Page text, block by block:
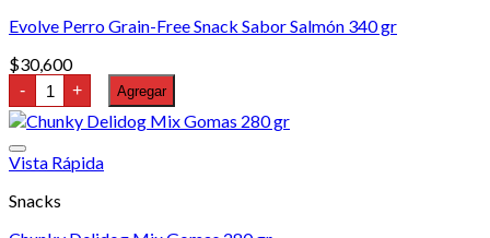
Evolve Perro Grain-Free Snack Sabor Salmón 340 gr
$30,600
- Evolve
Perro
Grain-
Free
Sabor
340
+ Agregar
Vista Rápida
Snacks